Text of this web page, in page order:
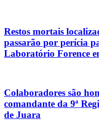
Restos mortais
passarão por perícia
Laboratório Forence
Colaboradores são
comandante da 9ª
de Juara